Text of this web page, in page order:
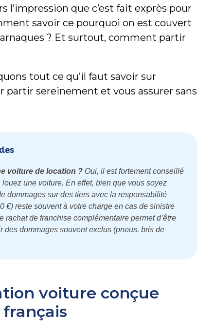
l’impression que c’est fait exprès pour
savoir ce pourquoi on est couvert
? Et surtout, comment partir
tout ce qu’il faut savoir sur
partir sereinement et vous assurer sans
voiture de location ? Oui, il est fortement conseillé
une voiture. En effet, bien que vous soyez
dommages sur des tiers avec la responsabilité
€) reste souvent à votre charge en cas de sinistre
de franchise complémentaire permet d’être
des dommages souvent exclus (pneus, bris de
voiture conçue